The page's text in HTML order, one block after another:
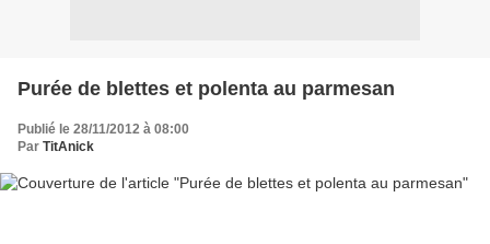
Purée de blettes et polenta au parmesan
Publié le 28/11/2012 à 08:00
Par TitAnick